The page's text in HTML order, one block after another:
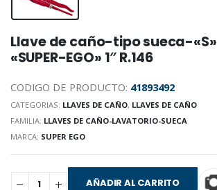
Llave de caño-tipo sueca-«S»
«SUPER-EGO» 1″ R.146
CODIGO DE PRODUCTO: 41893492
CATEGORIAS: LLAVES DE CAÑO, LLAVES DE CAÑO
FAMILIA: LLAVES DE CAÑO-LAVATORIO-SUECA
MARCA: SUPER EGO
AÑADIR AL CARRITO